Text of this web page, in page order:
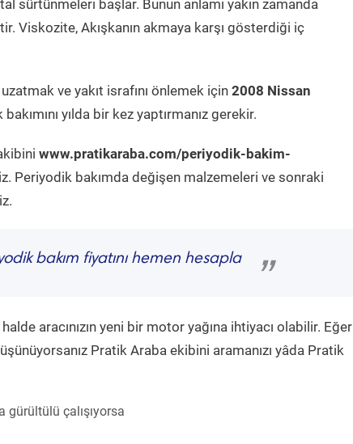
sürtünmeleri başlar. Bunun anlamı yakın zamanda
Viskozite, Akışkanın akmaya karşı gösterdiği iç
ve yakıt israfını önlemek için 2008 Nissan
yılda bir kez yaptırmanız gerekir.
www.pratikaraba.com/periyodik-bakim-
Periyodik bakımda değişen malzemeleri ve sonraki
bakım fiyatını hemen hesapla
”
aracınızın yeni bir motor yağına ihtiyacı olabilir. Eğer
Pratik Araba ekibini aramanızı yâda Pratik
gürültülü çalışıyorsa